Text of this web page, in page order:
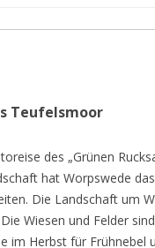
Teufelsmoor
des „Grünen
hat Worpswede
Die Landschaft um
Wiesen und Felder
im Herbst für Frühnebel